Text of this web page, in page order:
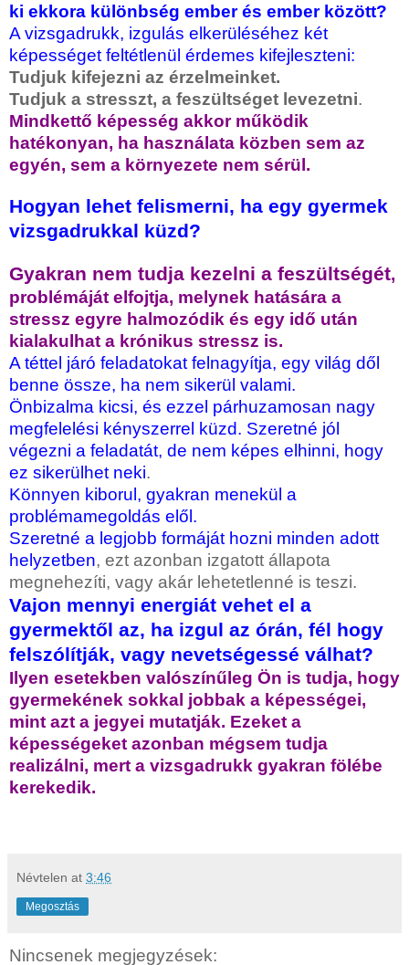
ki ekkora különbség ember és ember között?
A vizsgadrukk, izgulás elkerüléséhez két
képességet feltétlenül érdemes kifejleszteni:
Tudjuk kifejezni az érzelmeinket.
Tudjuk a stresszt, a feszültséget levezetni.
Mindkettő képesség akkor működik
hatékonyan, ha használata közben sem az
egyén, sem a környezete nem sérül.
Hogyan lehet felismerni, ha egy gyermek
vizsgadrukkal küzd?
Gyakran nem tudja kezelni a feszültségét,
problémáját elfojtja, melynek hatására a
stressz egyre halmozódik és egy idő után
kialakulhat a krónikus stressz is.
A téttel járó feladatokat felnagyítja, egy világ dől
benne össze, ha nem sikerül valami.
Önbizalma kicsi, és ezzel párhuzamosan nagy
megfelelési kényszerrel küzd. Szeretné jól
végezni a feladatát, de nem képes elhinni, hogy
ez sikerülhet neki.
Könnyen kiborul, gyakran menekül a
problémamegoldás elől.
Szeretné a legjobb formáját hozni minden adott
helyzetben, ezt azonban izgatott állapota
megnehezíti, vagy akár lehetetlenné is teszi.
Vajon mennyi energiát vehet el a
gyermektől az, ha izgul az órán, fél hogy
felszólítják, vagy nevetségessé válhat?
Ilyen esetekben valószínűleg Ön is tudja, hogy
gyermekének sokkal jobbak a képességei,
mint azt a jegyei mutatják. Ezeket a
képességeket azonban mégsem tudja
realizálni, mert a vizsgadrukk gyakran fölébe
kerekedik.
Névtelen at 3:46
Megosztás
Nincsenek megjegyzések: